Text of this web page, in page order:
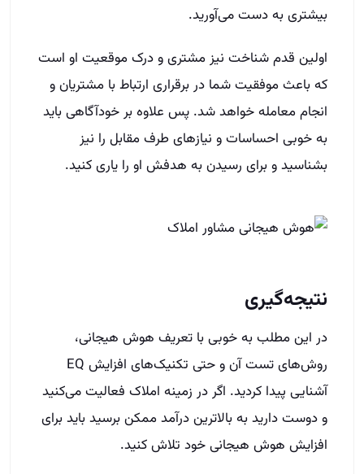
بیشتری به دست می‌آورید.
اولین قدم شناخت نیز مشتری و درک موقعیت او است
که باعث موفقیت شما در برقراری ارتباط با مشتریان و
انجام معامله خواهد شد. پس علاوه بر خودآگاهی باید
به خوبی احساسات و نیازهای طرف مقابل را نیز
بشناسید و برای رسیدن به هدفش او را یاری کنید.
نتیجه‌گیری
در این مطلب به خوبی با تعریف هوش هیجانی،
روش‌های تست آن و حتی تکنیک‌های افزایش EQ
آشنایی پیدا کردید. اگر در زمینه املاک فعالیت می‌کنید
و دوست دارید به بالاترین درآمد ممکن برسید باید برای
افزایش هوش هیجانی خود تلاش کنید.